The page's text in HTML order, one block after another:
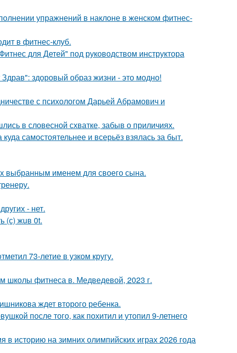
упражнений в наклоне в женском фитнес-
в фитнес-клуб.
для Детей" под руководством инструктора
здоровый образ жизни - это модно!
с психологом Дарьей Абрамович и
в словесной схватке, забыв о приличиях.
самостоятельнее и всерьёз взялась за быт.
выбранным именем для своего сына.
- нет.
(с) жuв 0t.
73-летие в узком кругу.
школы фитнеса в. Медведевой, 2023 г.
ждет второго ребенка.
после того, как похитил и утопил 9-летнего
историю на зимних олимпийских играх 2026 года